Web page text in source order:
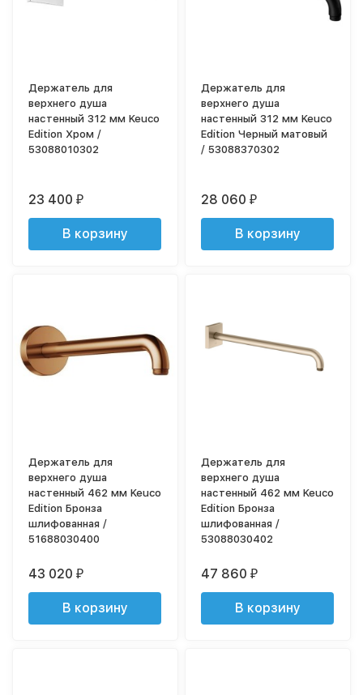
Держатель для
верхнего душа
настенный 312 мм Keuco
Edition Хром /
53088010302
23 400₽
В корзину
Держатель для
верхнего душа
настенный 312 мм Keuco
Edition Черный матовый
/ 53088370302
28 060₽
В корзину
Держатель для
верхнего душа
настенный 462 мм Keuco
Edition Бронза
шлифованная /
51688030400
43 020₽
В корзину
Держатель для
верхнего душа
настенный 462 мм Keuco
Edition Бронза
шлифованная /
53088030402
47 860₽
В корзину